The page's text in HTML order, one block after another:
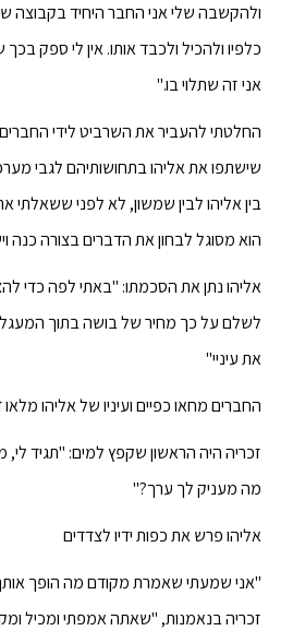
ולהקשבה שלי אני החבר היחיד בקבוצה
כלפיו ולהכיל ולכבד אותו. אין לי ספק
אני זה שתלוי בו."
החלטתי להעביר את השרביט לידי
שישתפו את אליהו בתחושותיהם לגבי
בין אליהו לבין שמשון, לא לפני ששאלתי
הוא מסוגל לבחון את הדברים בצורה כנה
אליהו נתן את הסכמתו: "באתי לפה כדי
לשלם על כך מחיר של בושה בתוך
את עיניי"
החברים מחאו כפיים ועיניו של אליהו
זכריה היה הראשון שקפץ למים: "תגיד לי,
מה מעניק לך ערך?"
אליהו פרש את כפות ידיו לצדדים
"אני שמעתי שאמרת מקודם מה הופך
זכריה בנאמנות, "שאתה אמפתי ומכיל